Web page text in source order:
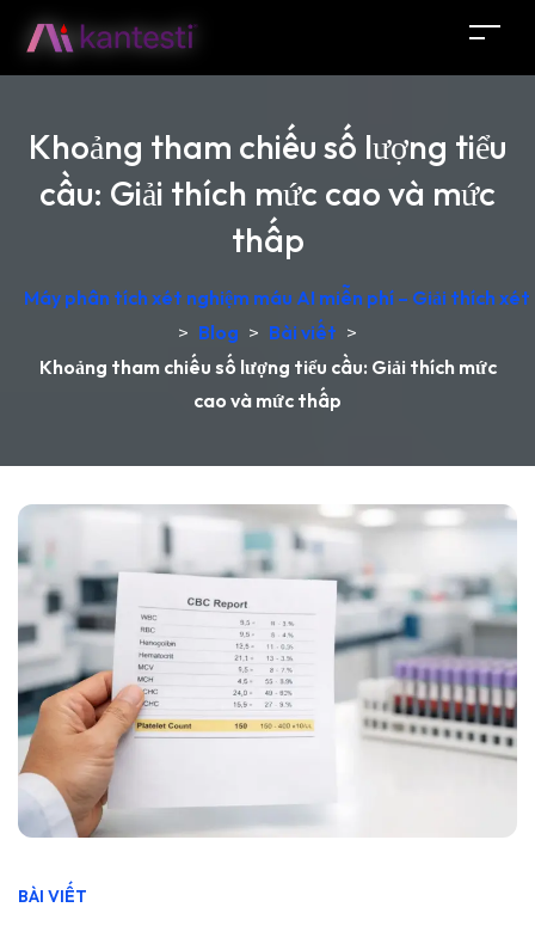
Khoảng tham chiếu số lượng tiểu
cầu: Giải thích mức cao và mức
thấp
Máy phân tích xét nghiệm máu AI miễn phí – Giải thích
> Blog > Bài viết >
Khoảng tham chiếu số lượng tiểu cầu: Giải thích mức
cao và mức thấp
BÀI VIẾT